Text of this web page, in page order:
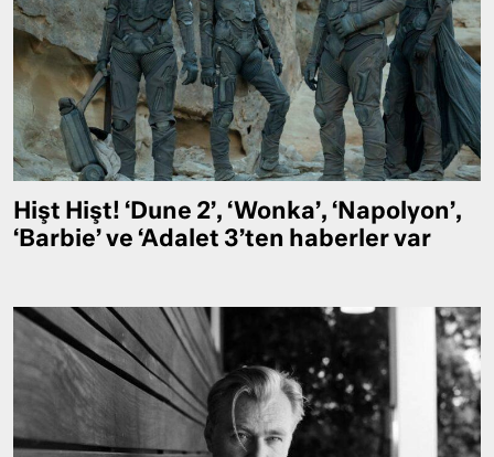
Hişt Hişt! ‘Dune 2’, ‘Wonka’, ‘Napolyon’,
‘Barbie’ ve ‘Adalet 3’ten haberler var